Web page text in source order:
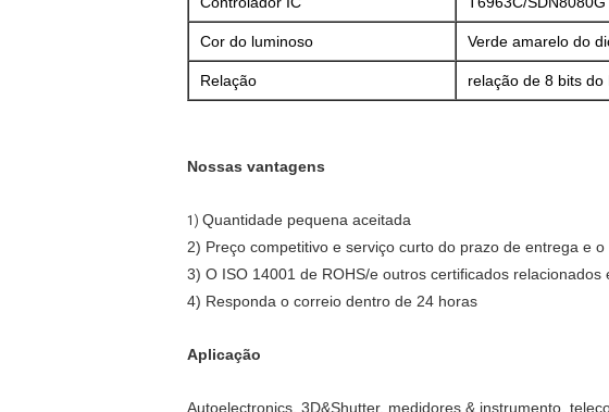
Cor do luminoso Verde amarelo do
Relação relação de 8 bits do
Nossas vantagens
1) Quantidade pequena aceitada
2) Preço competitivo e serviço curto do prazo de entrega e o
3) O ISO 14001 de ROHS/e outros certificados relacionados
4) Responda o correio dentro de 24 horas
Aplicação
Autoelectronics, 3D&Shutter, medidores & instrumento,